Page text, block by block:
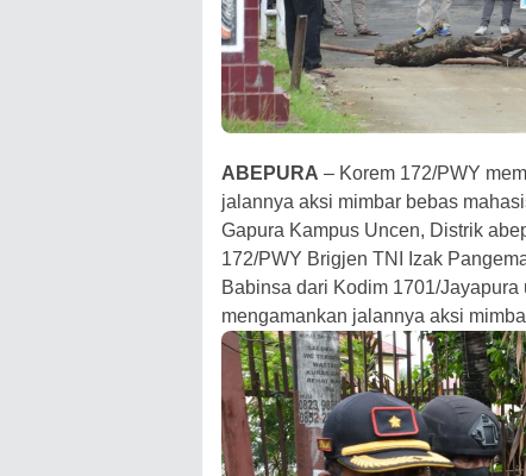
ABEPURA – Korem 172/PWY
jalannya aksi mimbar bebas
Gapura Kampus Uncen, Distrik
172/PWY Brigjen TNI Izak
Babinsa dari Kodim 1701/
mengamankan jalannya aksi